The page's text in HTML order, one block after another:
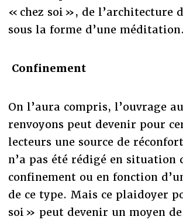
« chez soi », de l’architecture
sous la forme d’une méditation.
Confinement
On l’aura compris, l’ouvrage
renvoyons peut devenir pour
lecteurs une source de
n’a pas été rédigé en situation
confinement ou en fonction
de ce type. Mais ce plaidoyer
soi » peut devenir un moyen